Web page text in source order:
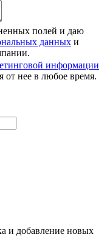
полей и даю
данных и
информации
от нее в любое время.
и добавление новых